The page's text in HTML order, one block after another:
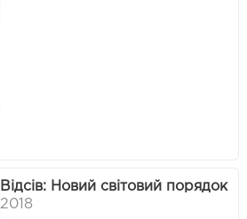
Відсів: Новий світовий порядок
2018